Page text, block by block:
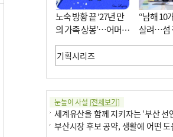
노숙 방황 끝 ‘27년 만
의 가족 상봉’…어머니
와 행복 꿈꿔
“남해 10
살려…섬
원으로 조
눈높이 사설 [전체보기]
세계유산을 함께 지키자는 ‘부산 선
부산시장 후보 공약, 생활에 어떤 도